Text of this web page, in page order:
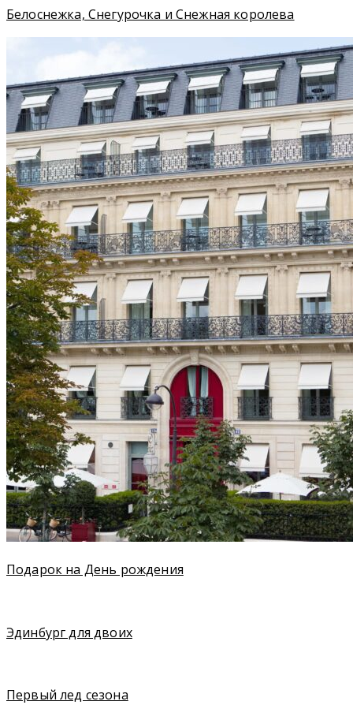
Белоснежка, Снегурочка и Снежная королева
Подарок на День рождения
Эдинбург для двоих
Первый лед сезона